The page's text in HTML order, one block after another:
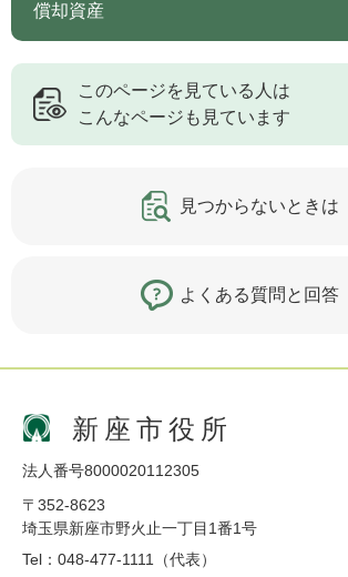
償却資産
このページを見ている人は
こんなページも見ています
見つからないときは
よくある質問と回答
新座市役所
法人番号8000020112305
〒352-8623
埼玉県新座市野火止一丁目1番1号
Tel：048-477-1111（代表）